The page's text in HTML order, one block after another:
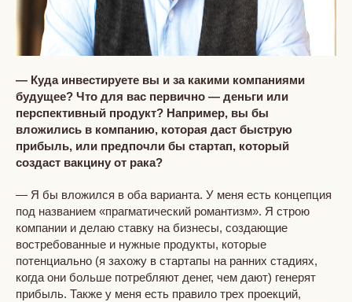
— Куда инвестируете вы и за какими компаниями
будущее? Что для вас первично — деньги или
перспективный продукт? Например, вы бы
вложились в компанию, которая даст быструю
прибыль, или предпочли бы стартап, который
создаст вакцину от рака?
— Я бы вложился в оба варианта. У меня есть концепция
под названием «прагматический романтизм». Я строю
компании и делаю ставку на бизнесы, создающие
востребованные и нужные продукты, которые
потенциально (я захожу в стартапы на ранних стадиях,
когда они больше потребляют денег, чем дают) генерят
прибыль. Также у меня есть правило трех проекций,